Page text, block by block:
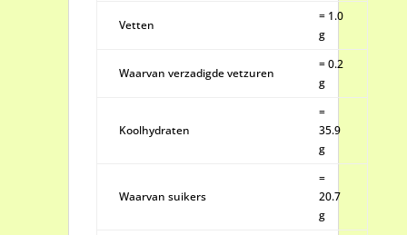
Vetten
= 1.0
g
Waarvan verzadigde vetzuren
= 0.2
g
Koolhydraten
=
35.9
g
Waarvan suikers
=
20.7
g